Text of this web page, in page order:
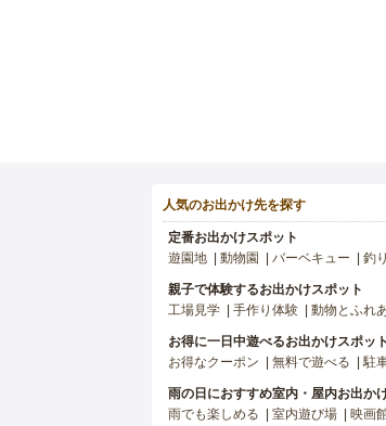
人気のお出かけ先を探す
定番お出かけスポット
遊園地
動物園 バーベキュー 釣り
親子で体験するお出かけスポット
工場見学
手作り体験 動物とふれ
お得に一日中遊べるお出かけスポット
お得なクーポン
無料で遊べる 駐
雨の日におすすめ室内・屋内お出か
雨でも楽しめる
室内遊び場 映画